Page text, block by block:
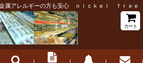
属アレルギーの方も安心 ｎｉｃｋｅｌ ｆｒｅｅ
カート